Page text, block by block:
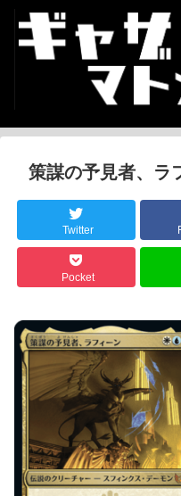
策謀の予見者、ラ
Twitter
Pocket